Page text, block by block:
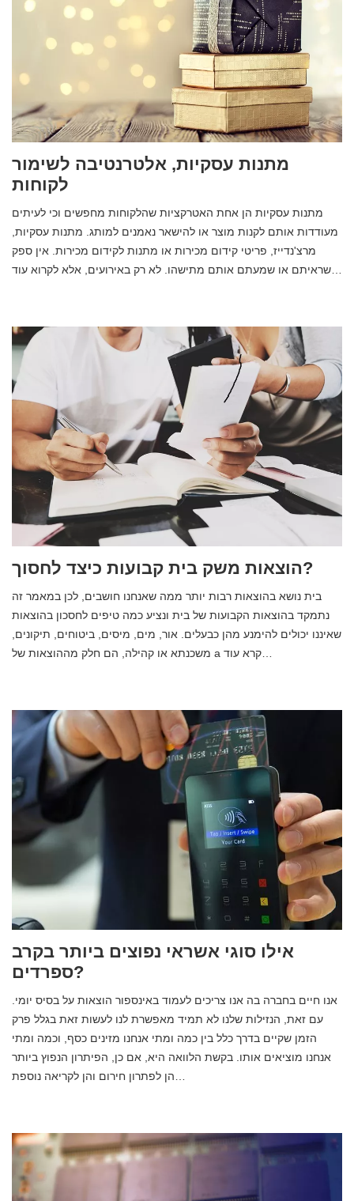
מתנות עסקיות, אלטרנטיבה לשימור
לקוחות
מתנות עסקיות הן אחת האטרקציות שהלקוחות מחפשים וכי לעיתים
מעודדות אותם לקנות מוצר או להישאר נאמנים למותג. מתנות עסקיות,
מרצ'נדייז, פריטי קידום מכירות או מתנות לקידום מכירות. אין ספק
הוצאות משק בית קבועות כיצד לחסוך?
בית נושא בהוצאות רבות יותר ממה שאנחנו חושבים, לכן במאמר זה
נתמקד בהוצאות הקבועות של בית ונציע כמה טיפים לחסכון בהוצאות
שאיננו יכולים להימנע מהן כבעלים. אור, מים, מיסים, ביטוחים, תיקונים,
משכנתא או קהילה, הם חלק מההוצאות של a קרא עוד…
אילו סוגי אשראי נפוצים ביותר בקרב
ספרדים?
אנו חיים בחברה בה אנו צריכים לעמוד באינספור הוצאות על בסיס יומי.
עם זאת, הנזילות שלנו לא תמיד מאפשרת לנו לעשות זאת בגלל פרק
הזמן שקיים בדרך כלל בין כמה ומתי אנחנו מזינים כסף, וכמה ומתי
אנחנו מוציאים אותו. בקשת הלוואה היא, אם כן, הפיתרון הנפוץ ביותר
הן לפתרון חירום והן לקריאה נוספת…